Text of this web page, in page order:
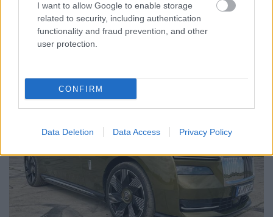
I want to allow Google to enable storage
related to security, including authentication
functionality and fraud prevention, and other
user protection.
CONFIRM
Data Deletion Data Access Privacy Policy
A Manager Magazin arról írt, hogy 2030 után Győr is
veszélyben van, mint fontos Audi bázis. Az
Automotive News pár nappal később egy ezzel ...